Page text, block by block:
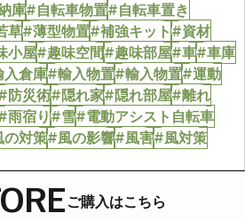
庫#自転車物置#自転車置き
草#薄型物置#補強キット#資材
小屋#趣味空間#趣味部屋#車#車庫
倉庫#輸入物置#輸入物置#運動
防災術#隠れ家#隠れ部屋#離れ
雨宿り#雪#電動アシスト自転車
対策#風の影響#風害#風対策
ご購入はこちら